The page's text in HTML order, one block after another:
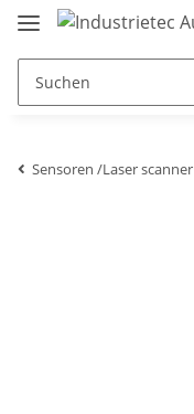
Sensoren /Laser scanner